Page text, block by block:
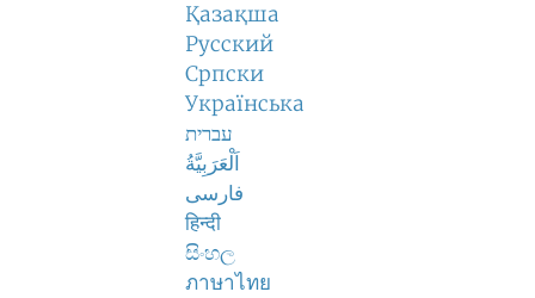
Қазақша
Русский
Српски
Українська
עברית
اَلْعَرَبِيَّةُ
فارسی
हिन्दी
සිංහල
ภาษาไทย